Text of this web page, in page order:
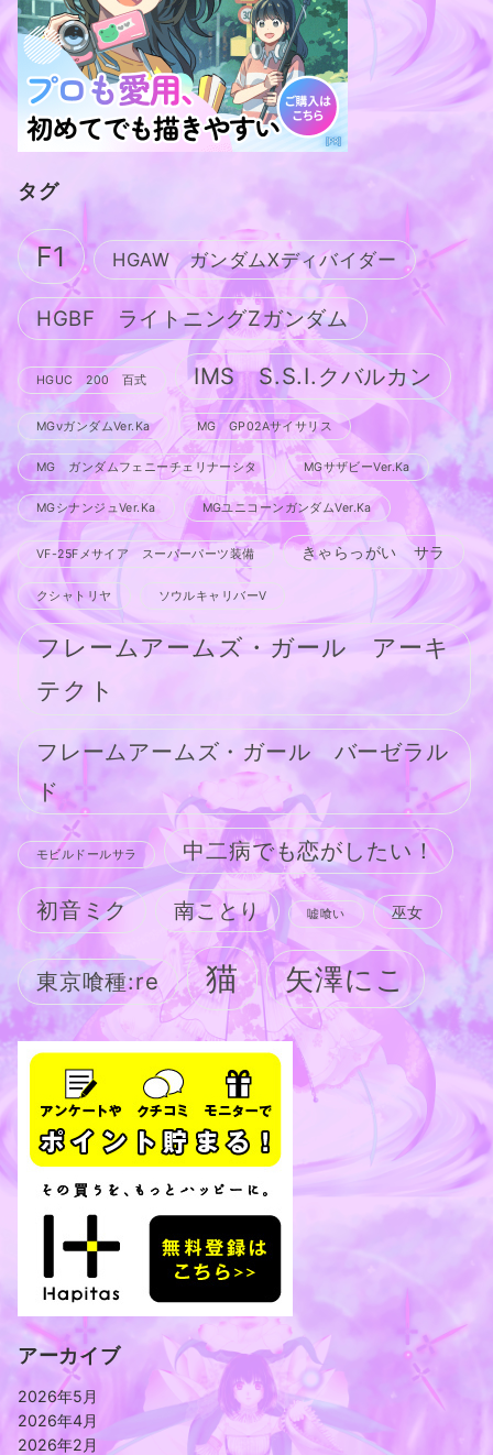
タグ
F1 HGAW ガンダムXディバイダー
HGBF ライトニングZガンダム
HGUC 200 百式 IMS S.S.I.クバルカン
MGνガンダムVer.Ka MG GP02Aサイサリス
MG ガンダムフェニーチェリナーシタ MGサザビーVer.Ka
MGシナンジュVer.Ka MGユニコーンガンダムVer.Ka
VF-25Fメサイア スーパーパーツ装備 きゃらっがい サラ
クシャトリヤ ソウルキャリバーV
フレームアームズ・ガール アーキ
テクト
フレームアームズ・ガール バーゼラル
ド
モビルドールサラ 中二病でも恋がしたい！
初音ミク 南ことり 嘘喰い 巫女
東京喰種:re 猫 矢澤にこ
アーカイブ
2026年5月
2026年4月
2026年2月